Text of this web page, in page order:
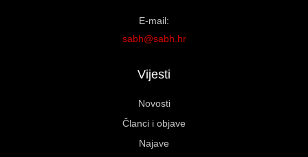
E-mail:
sabh@sabh.hr
Vijesti
Novosti
Članci i objave
Najave